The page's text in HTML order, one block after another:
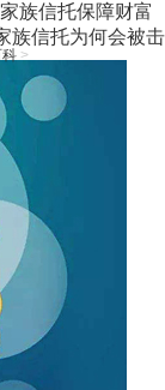
>
族信托保障财富
族信托为何会被击